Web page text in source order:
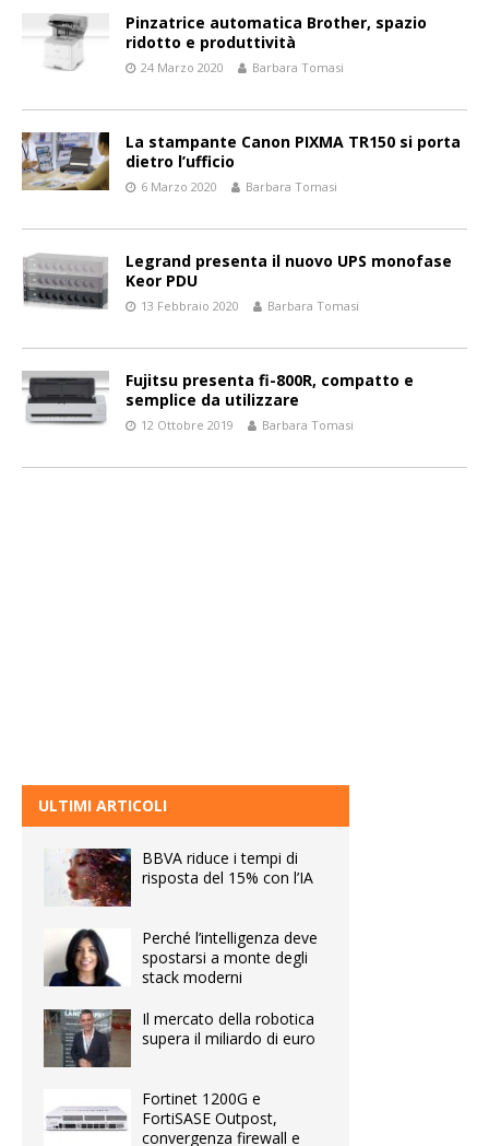
Pinzatrice automatica Brother, spazio
ridotto e produttività
24 Marzo 2020 Barbara Tomasi
La stampante Canon PIXMA TR150 si porta
dietro l’ufficio
6 Marzo 2020 Barbara Tomasi
Legrand presenta il nuovo UPS monofase
Keor PDU
13 Febbraio 2020 Barbara Tomasi
Fujitsu presenta fi-800R, compatto e
semplice da utilizzare
12 Ottobre 2019 Barbara Tomasi
ULTIMI ARTICOLI
BBVA riduce i tempi di
risposta del 15% con l’IA
Perché l’intelligenza deve
spostarsi a monte degli
stack moderni
Il mercato della robotica
supera il miliardo di euro
Fortinet 1200G e
FortiSASE Outpost,
convergenza firewall e